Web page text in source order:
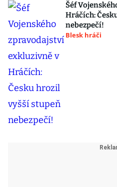
Šéf
Hráčích:
nebezpečí!
Blesk hráči